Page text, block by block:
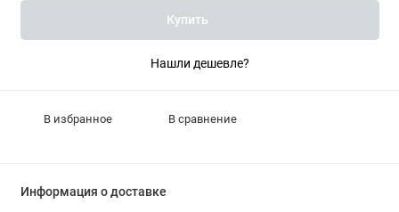
Купить
Нашли дешевле?
В избранное В сравнение
Информация о доставке